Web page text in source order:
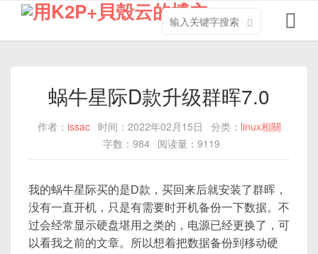
搜
关
航
切
蜗牛星际D款升级群晖7.0
作者： issac 时间：2022年02月15日 分类： linux相關
字数：984 阅读量：9119
我的蜗牛星际买的是D款，买回来后就安装了群晖，
没有一直开机，只是有需要时开机备份一下数据。不
过会经常显示硬盘堪用之类的，电源已经更换了，可
以看我之前的文章。所以想着把数据备份到移动硬